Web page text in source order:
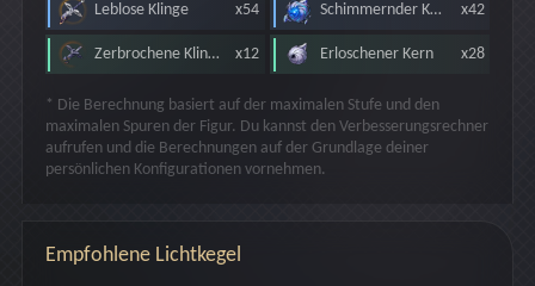
Leblose Klinge x54 Schimmernder Kern x42
Zerbrochene Klinge x12 Erloschener Kern x28
* Die Berechnung basiert auf der maximalen Stufe und den
maximalen Spuren der Figur. Du kannst den Verbesserungsrechner
aufrufen und die Berechnungen auf der Grundlage deiner
persönlichen Konfigurationen vornehmen.
Empfohlene Lichtkegel